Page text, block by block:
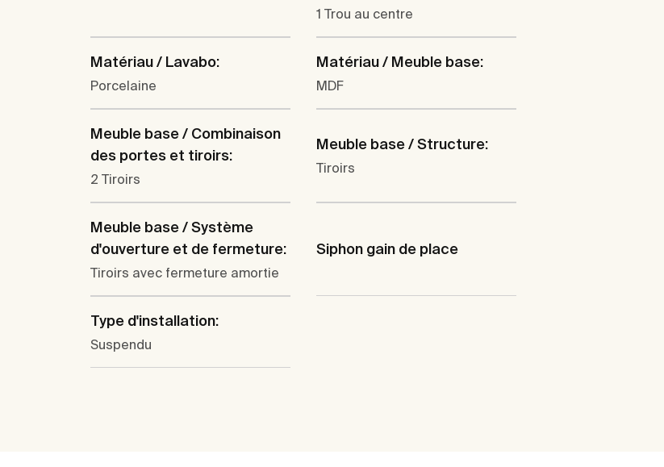
1 Trou au centre
Matériau / Lavabo:
Porcelaine
Matériau / Meuble base:
MDF
Meuble base / Combinaison
des portes et tiroirs:
2 Tiroirs
Meuble base / Structure:
Tiroirs
Meuble base / Système
d'ouverture et de fermeture:
Tiroirs avec fermeture amortie
Siphon gain de place
Type d'installation:
Suspendu